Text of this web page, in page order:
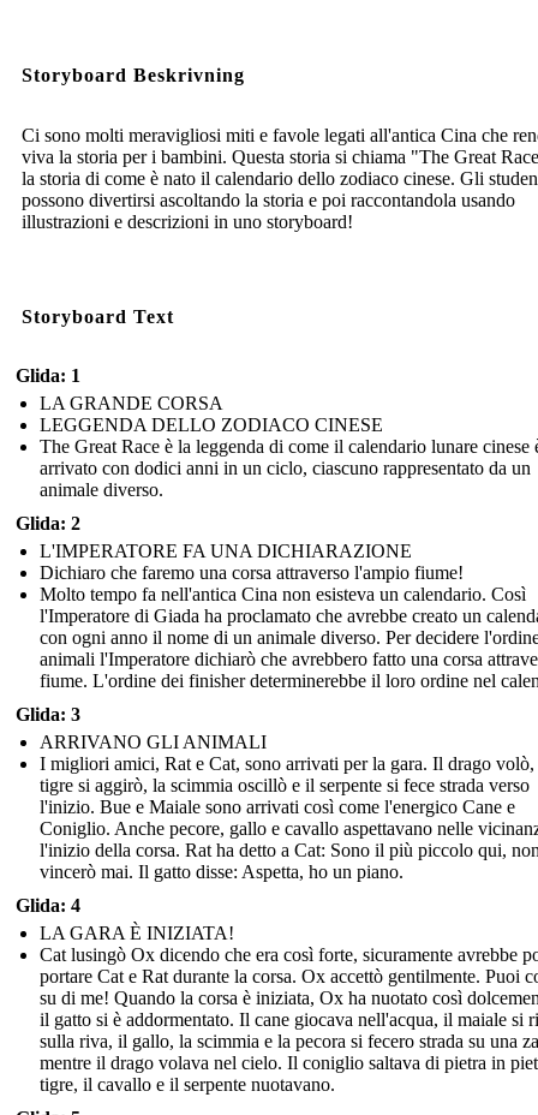
Storyboard Beskrivning
Ci sono molti meravigliosi miti e favole legati all'antica Cina che
viva la storia per i bambini. Questa storia si chiama "The Great
la storia di come è nato il calendario dello zodiaco cinese. Gli
possono divertirsi ascoltando la storia e poi raccontandola usando
illustrazioni e descrizioni in uno storyboard!
Storyboard Text
Glida: 1
LA GRANDE CORSA
LEGGENDA DELLO ZODIACO CINESE
The Great Race è la leggenda di come il calendario lunare cinese
arrivato con dodici anni in un ciclo, ciascuno rappresentato da un
animale diverso.
Glida: 2
L'IMPERATORE FA UNA DICHIARAZIONE
Dichiaro che faremo una corsa attraverso l'ampio fiume!
Molto tempo fa nell'antica Cina non esisteva un calendario. Così
l'Imperatore di Giada ha proclamato che avrebbe creato un
con ogni anno il nome di un animale diverso. Per decidere
animali l'Imperatore dichiarò che avrebbero fatto una corsa
fiume. L'ordine dei finisher determinerebbe il loro ordine nel
Glida: 3
ARRIVANO GLI ANIMALI
I migliori amici, Rat e Cat, sono arrivati per la gara. Il drago volò,
tigre si aggirò, la scimmia oscillò e il serpente si fece strada verso
l'inizio. Bue e Maiale sono arrivati così come l'energico Cane e
Coniglio. Anche pecore, gallo e cavallo aspettavano nelle
l'inizio della corsa. Rat ha detto a Cat: Sono il più piccolo qui,
vincerò mai. Il gatto disse: Aspetta, ho un piano.
Glida: 4
LA GARA È INIZIATA!
Cat lusingò Ox dicendo che era così forte, sicuramente avrebbe
portare Cat e Rat durante la corsa. Ox accettò gentilmente. Puoi
su di me! Quando la corsa è iniziata, Ox ha nuotato così
il gatto si è addormentato. Il cane giocava nell'acqua, il maiale si
sulla riva, il gallo, la scimmia e la pecora si fecero strada su una
mentre il drago volava nel cielo. Il coniglio saltava di pietra in
tigre, il cavallo e il serpente nuotavano.